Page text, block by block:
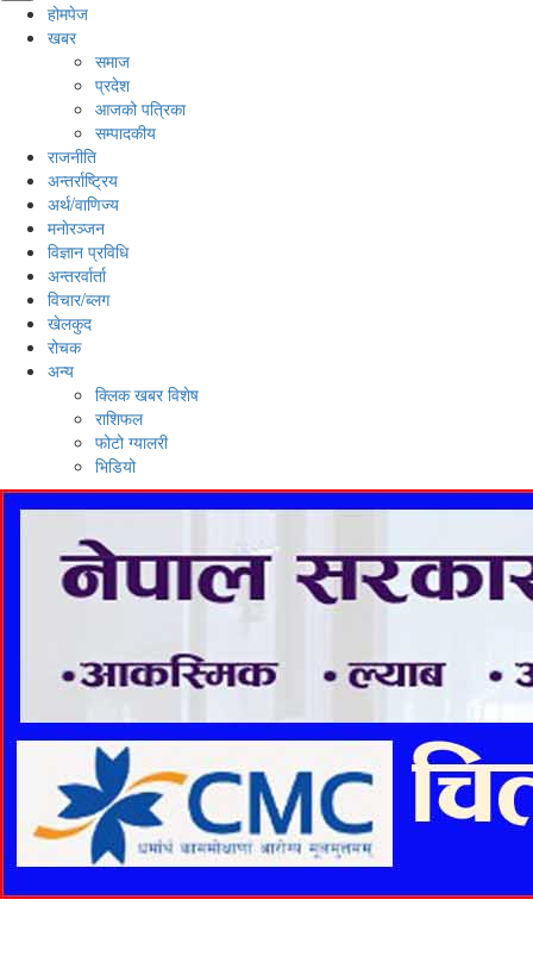
होमपेज
खबर
समाज
प्रदेश
आजको पत्रिका
सम्पादकीय
राजनीति
अन्तर्राष्ट्रिय
अर्थ/वाणिज्य
मनाेरञ्जन
विज्ञान प्रविधि
अन्तरर्वार्ता
विचार/ब्लग
खेलकुद
रोचक
अन्य
क्लिक खबर विशेष
राशिफल
फोटो ग्यालरी
भिडियो